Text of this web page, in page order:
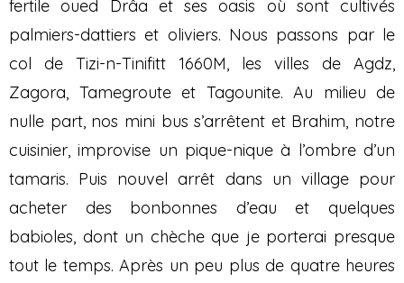
fertile oued Drâa et ses oasis où sont cultivés
palmiers-dattiers et oliviers. Nous passons par le
col de Tizi-n-Tinifitt 1660M, les villes de Agdz,
Zagora, Tamegroute et Tagounite. Au milieu de
nulle part, nos mini bus s’arrêtent et Brahim, notre
cuisinier, improvise un pique-nique à l’ombre d’un
tamaris. Puis nouvel arrêt dans un village pour
acheter des bonbonnes d’eau et quelques
babioles, dont un chèche que je porterai presque
tout le temps. Après un peu plus de quatre heures